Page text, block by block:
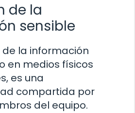
de la
sensible
la información
en medios físicos
es una
compartida por
del equipo.